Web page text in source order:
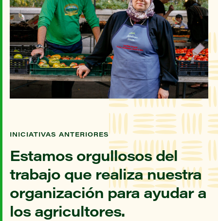
INICIATIVAS ANTERIORES
Estamos orgullosos del
trabajo que realiza nuestra
organización para ayudar a
los agricultores.